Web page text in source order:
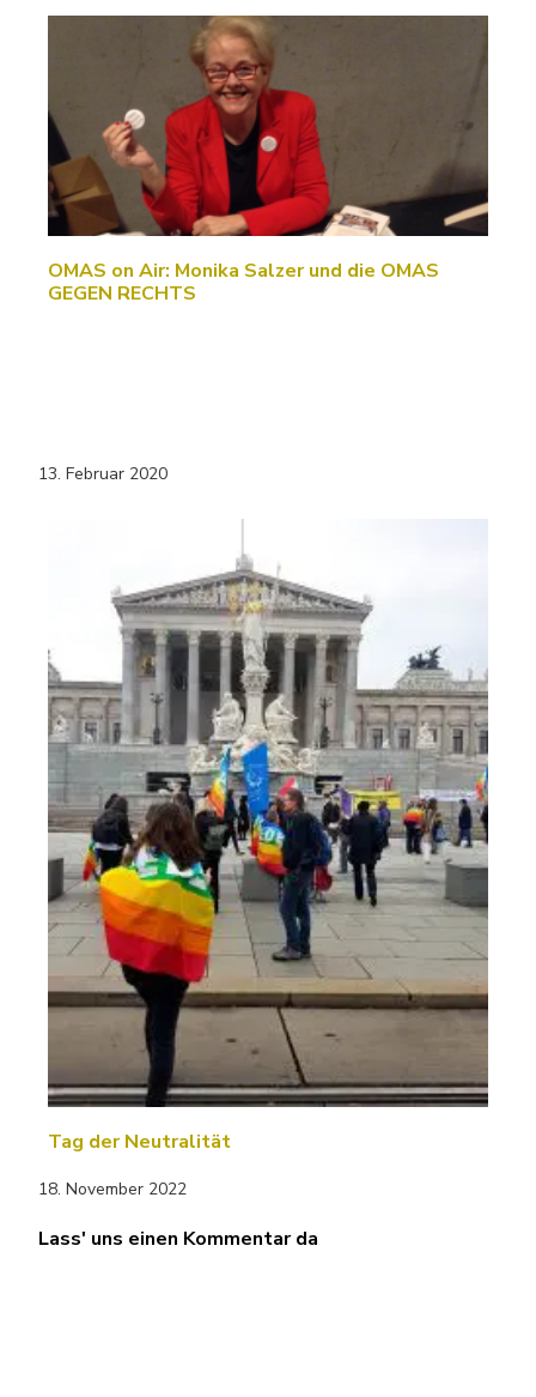
OMAS on Air: Monika Salzer und die OMAS
GEGEN RECHTS
13. Februar 2020
Tag der Neutralität
18. November 2022
Lass' uns einen Kommentar da